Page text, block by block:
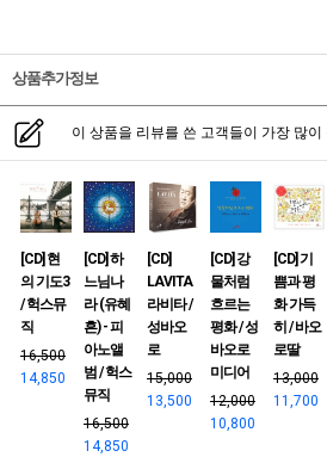
상품추가정보
이 상품을 리뷰를 쓴 고객들이 가장 많이
[CD] 현
의 기도3
/ 헉스뮤
직
16,500
14,850
[CD] 하
느님나
라 (유혜
흔) - 피
아노앨
범 / 헉스
뮤직
16,500
14,850
[CD]
LAVITA
라비타 /
성바오
로
15,000
13,500
[CD] 강
물처럼
흐르는
평화 / 성
바오로
미디어
12,000
10,800
[CD] 기
쁨과 평
화 가득
히 / 바오
로딸
13,000
11,700